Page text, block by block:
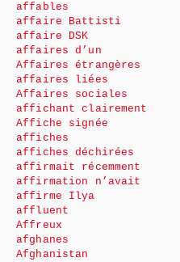
affables
affaire Battisti
affaire DSK
affaires d’un
Affaires étrangères
affaires liées
Affaires sociales
affichant clairement
Affiche signée
affiches
affiches déchirées
affirmait récemment
affirmation n’avait
affirme Ilya
affluent
Affreux
afghanes
Afghanistan